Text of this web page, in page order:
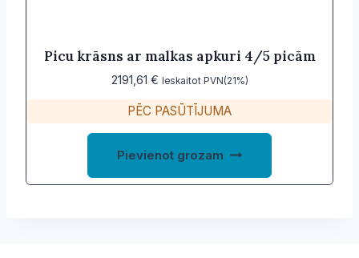
Picu krāsns ar malkas apkuri 4/5 picām
2191,61 € Ieskaitot PVN(21%)
PĒC PASŪTĪJUMA
Pievienot grozam